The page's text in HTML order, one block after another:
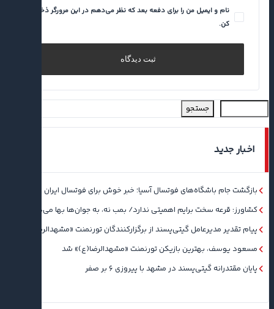
نام و ایمیل من را برای دفعه بعد که نظر می‌دهم در این مرورگر ذخیره
کن.
جستجو
اخبار جدید
بازگشت جام باشگاه‌های فوتسال آسیا؛ خبر خوش برای فوتسال ایران
کشاورز: قرعه سخت برایم اهمیتی ندارد/ بمب نه، به جوان‌ها بها می‌دهم
پیام تقدیر مدیرعامل گیتی‌پسند از برگزارکنندگان تورنمنت «مشهدالرضا(ع)»
مسعود یوسف، بهترین بازیکن تورنمنت «مشهدالرضا(ع)» شد
پایان مقتدرانه گیتی‌پسند در مشهد با پیروزی ۶ بر صفر